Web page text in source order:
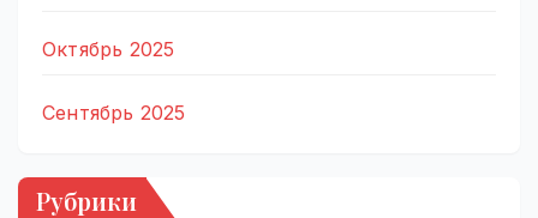
Октябрь 2025
Сентябрь 2025
Рубрики